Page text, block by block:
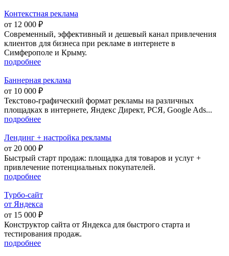
Контекстная реклама
от 12 000 ₽
Современный, эффективный и дешевый канал привлечения
клиентов для бизнеса при рекламе в интернете в
Симферополе и Крыму.
подробнее
Баннерная реклама
от 10 000 ₽
Текстово-графический формат рекламы на различных
площадках в интернете, Яндекс Директ, РСЯ, Google Ads...
подробнее
Лендинг + настройка рекламы
от 20 000 ₽
Быстрый старт продаж: площадка для товаров и услуг +
привлечение потенциальных покупателей.
подробнее
Турбо-сайт
от Яндекса
от 15 000 ₽
Конструктор сайта от Яндекса для быстрого старта и
тестирования продаж.
подробнее